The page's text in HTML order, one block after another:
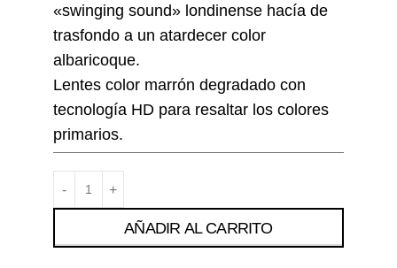
«swinging sound» londinense hacía de
trasfondo a un atardecer color
albaricoque.
Lentes color marrón degradado con
tecnología HD para resaltar los colores
primarios.
AÑADIR AL CARRITO